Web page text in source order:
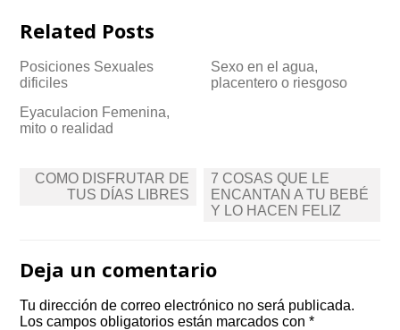
Related Posts
Posiciones Sexuales
dificiles
Sexo en el agua,
placentero o riesgoso
Eyaculacion Femenina,
mito o realidad
Post
navigation
COMO DISFRUTAR DE
TUS DÍAS LIBRES
7 COSAS QUE LE
ENCANTAN A TU BEBÉ
Y LO HACEN FELIZ
Deja un comentario
Tu dirección de correo electrónico no será publicada.
Los campos obligatorios están marcados con*